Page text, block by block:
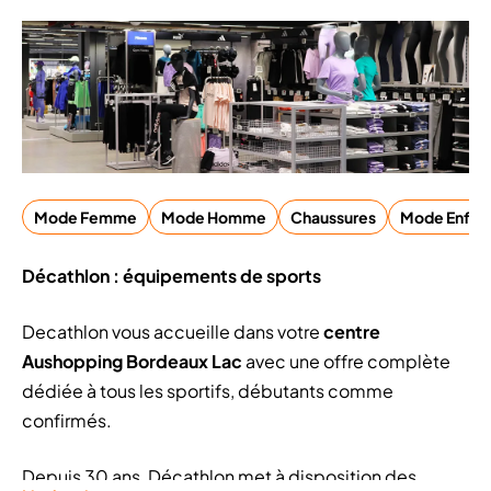
Mode Femme Mode Homme Chaussures Mode
Décathlon : équipements de sports
Decathlon vous accueille dans votrecentre
Aushopping Bordeaux Lac avec une offre complète
dédiée à tous les sportifs, débutants comme
confirmés.
Depuis 30 ans, Décathlon met à disposition des